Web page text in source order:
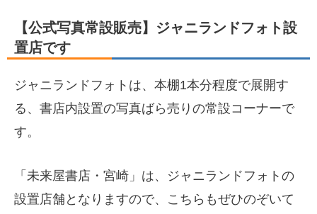
【公式写真常設販売】ジャニランドフォト設
置店です
ジャニランドフォトは、本棚1本分程度で展開す
る、書店内設置の写真ばら売りの常設コーナーで
す。
「未来屋書店・宮崎」は、ジャニランドフォトの
設置店舗となりますので、こちらもぜひのぞいて